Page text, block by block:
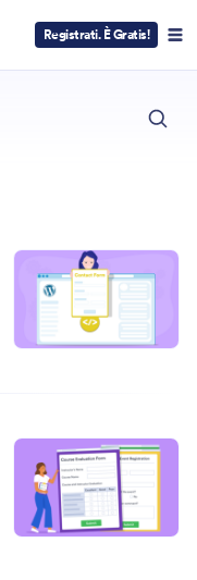
Registrati. È Gratis!
ESC